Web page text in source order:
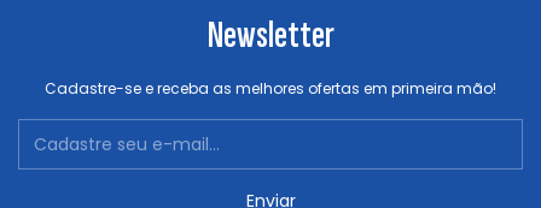
Newsletter
Cadastre-se e receba as melhores ofertas em primeira mão!